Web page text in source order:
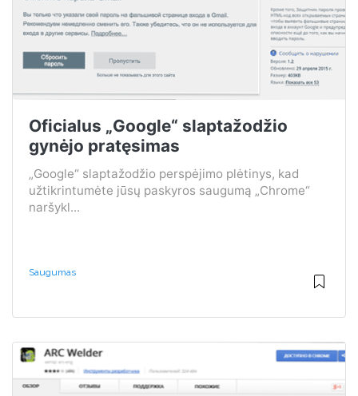
Oficialus „Google“ slaptažodžio
gynėjo pratęsimas
„Google“ slaptažodžio perspėjimo plėtinys, kad
užtikrintumėte jūsų paskyros saugumą „Chrome“
naršykl...
Saugumas